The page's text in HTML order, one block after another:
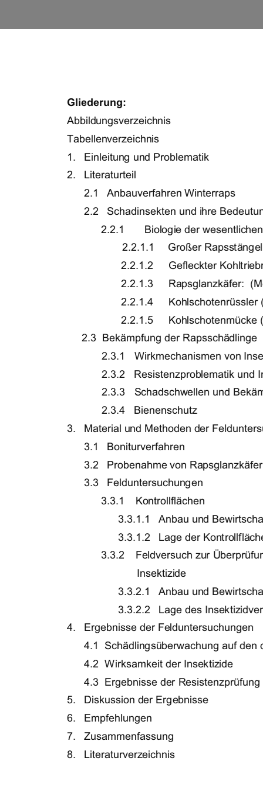
Gliederung:
Abbildungsverzeichnis
Tabellenverzeichnis
1.            Einleitung            und
2.   Literaturteil
2.1                                    Anbauverfahren
2.2   Schadinsekten und ihre
2.2.1       Biologie der
2.2.1.1     Großer
2.2.1.2 Gefleckter
2.2.1.3 Rapsglanzkäfer:
2.2.1.4
2.2.1.5
     2.3  Bekämpfung der Rapsschädlinge
      2.3.1   Wirkmechanismen von
2.3.2   Resistenzproblematik und
2.3.3   Schadschwellen und
      2.3.4   Bienenschutz
3.   Material und Methoden der
3.1                                    Boniturverfahren
3.2   Probenahme von
3.3   Felduntersuchungen
3.3.1            Kontrollflächen
3.3.1.1   Anbau und
3.3.1.2   Lage der
3.3.2    Feldversuch zur
           Insektizide
3.3.2.1   Anbau und
3.3.2.2   Lage des
4.   Ergebnisse der Felduntersuchungen
4.1  Schädlingsüberwachung auf
4.2                        Wirksamkeit            der
4.3                        Ergebnisse            der
5.            Diskussion            der
6.            Empfehlungen
7.
8.